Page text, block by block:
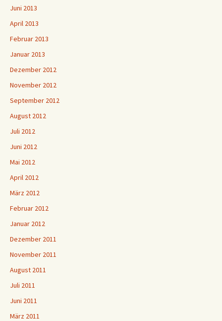
Juni 2013
April 2013
Februar 2013
Januar 2013
Dezember 2012
November 2012
September 2012
August 2012
Juli 2012
Juni 2012
Mai 2012
April 2012
März 2012
Februar 2012
Januar 2012
Dezember 2011
November 2011
August 2011
Juli 2011
Juni 2011
März 2011